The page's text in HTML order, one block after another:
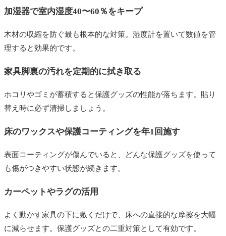
加湿器で室内湿度40〜60％をキープ
木材の収縮を防ぐ最も根本的な対策。湿度計を置いて数値を管
理すると効果的です。
家具脚裏の汚れを定期的に拭き取る
ホコリやゴミが蓄積すると保護グッズの性能が落ちます。貼り
替え時に必ず清掃しましょう。
床のワックスや保護コーティングを年1回施す
表面コーティングが傷んでいると、どんな保護グッズを使って
も傷がつきやすい状態が続きます。
カーペットやラグの活用
よく動かす家具の下に敷くだけで、床への直接的な摩擦を大幅
に減らせます。保護グッズとの二重対策として有効です。